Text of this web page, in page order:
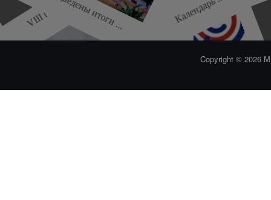
Календарь ...
Copyright © 2026